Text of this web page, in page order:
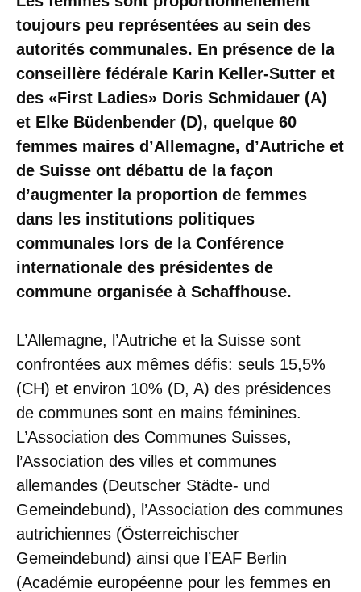
toujours peu représentées au sein des
autorités communales. En présence de la
conseillère fédérale Karin Keller-Sutter et
des «First Ladies» Doris Schmidauer (A)
et Elke Büdenbender (D), quelque 60
femmes maires d’Allemagne, d’Autriche et
de Suisse ont débattu de la façon
d’augmenter la proportion de femmes
dans les institutions politiques
communales lors de la Conférence
internationale des présidentes de
commune organisée à Schaffhouse.
L’Allemagne, l’Autriche et la Suisse sont
confrontées aux mêmes défis: seuls 15,5%
(CH) et environ 10% (D, A) des présidences
de communes sont en mains féminines.
L’Association des Communes Suisses,
l’Association des villes et communes
allemandes (Deutscher Städte- und
Gemeindebund), l’Association des communes
autrichiennes (Österreichischer
Gemeindebund) ainsi que l’EAF Berlin
(Académie européenne pour les femmes en